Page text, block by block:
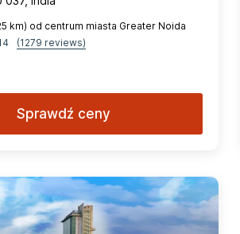
km) od centrum miasta Greater Noida
(1279 reviews)
Sprawdź ceny